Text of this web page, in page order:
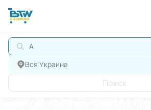
АВ
Вся Украина
Поиск